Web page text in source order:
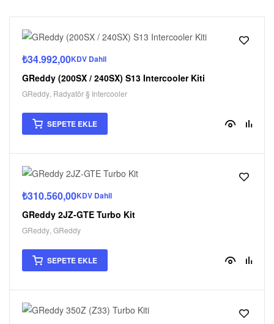
₺34.992,00KDV Dahil
GReddy (200SX / 240SX) S13 Intercooler Kiti
GReddy Radyatör § Intercooler
SEPETE EKLE
₺310.560,00KDV Dahil
GReddy 2JZ-GTE Turbo Kit
GReddy GReddy
SEPETE EKLE